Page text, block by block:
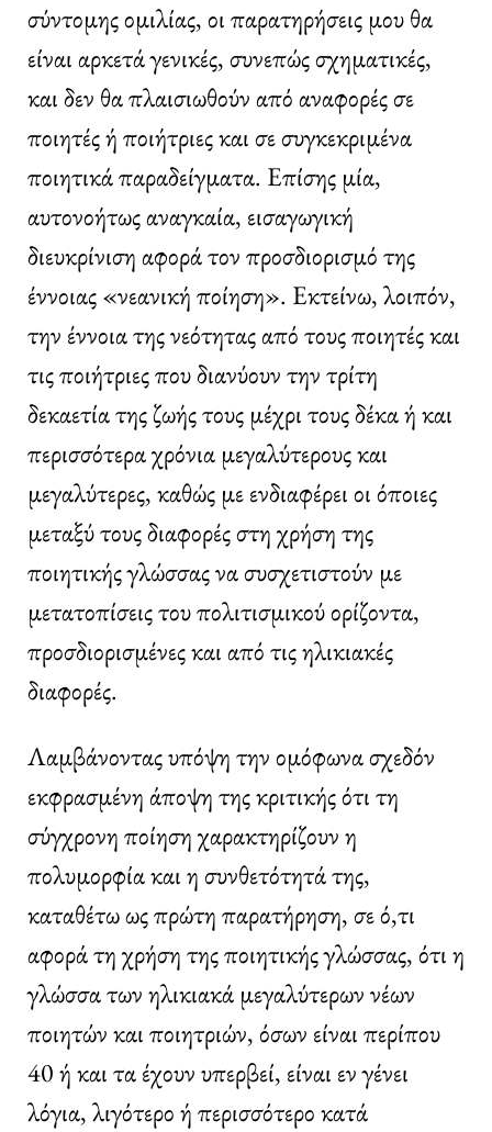
σύντομης ομιλίας, οι παρατηρήσεις μου θα
είναι αρκετά γενικές, συνεπώς σχηματικές,
και δεν θα πλαισιωθούν από αναφορές σε
ποιητές ή ποιήτριες και σε συγκεκριμένα
ποιητικά παραδείγματα. Επίσης μία,
αυτονοήτως αναγκαία, εισαγωγική
διευκρίνιση αφορά τον προσδιορισμό της
έννοιας «νεανική ποίηση». Εκτείνω, λοιπόν,
την έννοια της νεότητας από τους ποιητές και
τις ποιήτριες που διανύουν την τρίτη
δεκαετία της ζωής τους μέχρι τους δέκα ή και
περισσότερα χρόνια μεγαλύτερους και
μεγαλύτερες, καθώς με ενδιαφέρει οι όποιες
μεταξύ τους διαφορές στη χρήση της
ποιητικής γλώσσας να συσχετιστούν με
μετατοπίσεις του πολιτισμικού ορίζοντα,
προσδιορισμένες και από τις ηλικιακές
διαφορές.
Λαμβάνοντας υπόψη την ομόφωνα σχεδόν
εκφρασμένη άποψη της κριτικής ότι τη
σύγχρονη ποίηση χαρακτηρίζουν η
πολυμορφία και η συνθετότητά της,
καταθέτω ως πρώτη παρατήρηση, σε ό,τι
αφορά τη χρήση της ποιητικής γλώσσας, ότι η
γλώσσα των ηλικιακά μεγαλύτερων νέων
ποιητών και ποιητριών, όσων είναι περίπου
40 ή και τα έχουν υπερβεί, είναι εν γένει
λόγια, λιγότερο ή περισσότερο κατά